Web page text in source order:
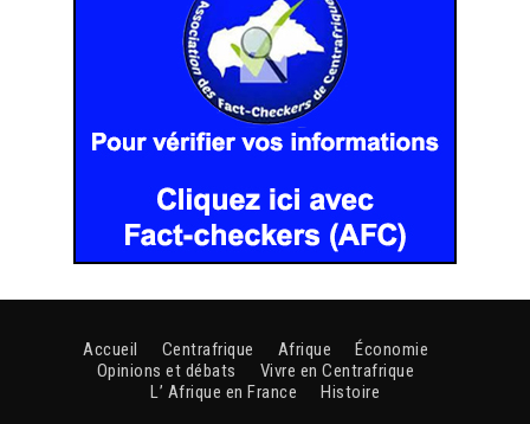
Accueil Centrafrique Afrique
Économie
Opinions et débats
Vivre en Centrafrique
L’ Afrique en France
Histoire